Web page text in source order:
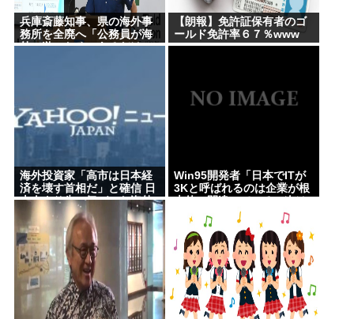
ったの？ってくらい内容が変わる
【悲報】無水カレー（トマト缶ドバー）←これ
手巻きタバコとかいうコスパ最強の喫煙方法
母親「下の娘が自閉症じゃなくなった！6年間よくぞ
乗り越えた(TдT)」👈335万バズwww
Powered by livedoor 相互RSS
兵庫斎藤知事、県の海外事
務所を全廃へ「公務員が海
外で遊ぶためにあるだけ」
【朗報】免許証保有者のゴ
ールド免許率６７％www
海外投資家「高市は日本経
済を壊す首相だ」と確信 日
本人より先に気づいた海外
投資家 円がゴミ化している
理由
Win95開発者「日本でITが
3Kと呼ばれるのは企業が根
AI敗戦が来る。口だけでこ
の国は何も学ばない」